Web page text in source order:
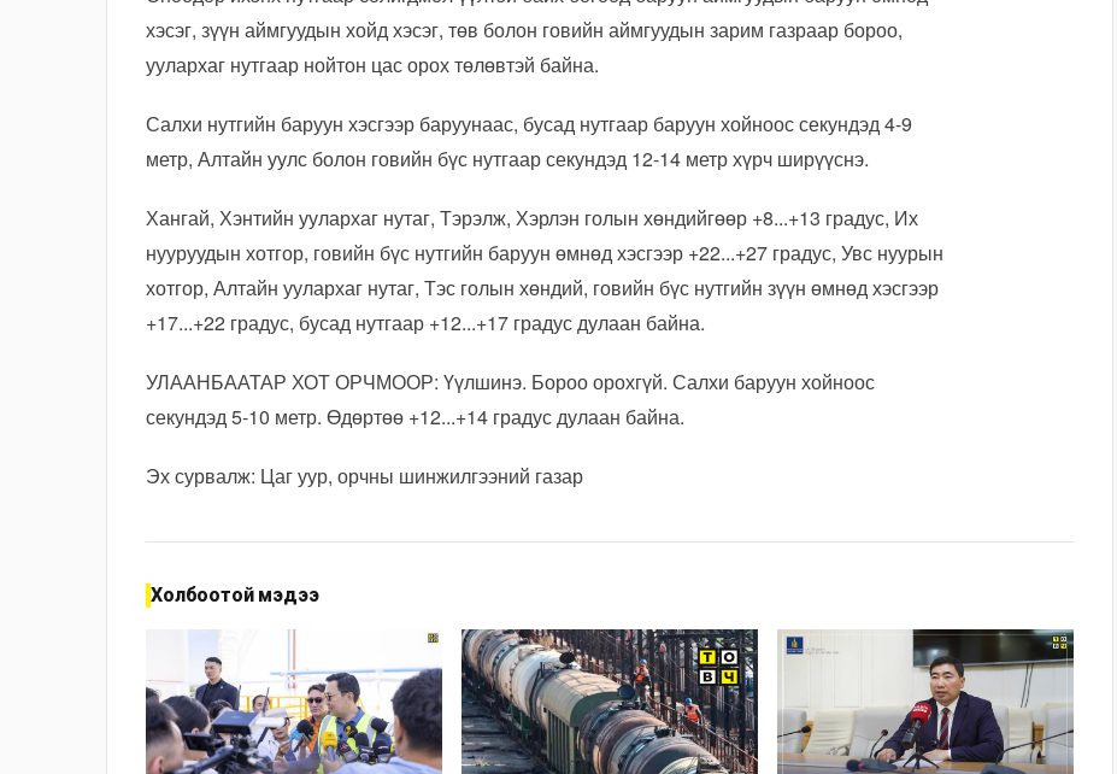
хэсэг, зүүн аймгуудын хойд хэсэг, төв болон говийн аймгуудын зарим газраар бороо,
уулархаг нутгаар нойтон цас орох төлөвтэй байна.
Салхи нутгийн баруун хэсгээр баруунаас, бусад нутгаар баруун хойноос секундэд 4-9
метр, Алтайн уулс болон говийн бүс нутгаар секундэд 12-14 метр хүрч ширүүснэ.
Хангай, Хэнтийн уулархаг нутаг, Тэрэлж, Хэрлэн голын хөндийгөөр +8...+13 градус, Их
нууруудын хотгор, говийн бүс нутгийн баруун өмнөд хэсгээр +22...+27 градус, Увс нуурын
хотгор, Алтайн уулархаг нутаг, Тэс голын хөндий, говийн бүс нутгийн зүүн өмнөд хэсгээр
+17...+22 градус, бусад нутгаар +12...+17 градус дулаан байна.
УЛААНБААТАР ХОТ ОРЧМООР: Үүлшинэ. Бороо орохгүй. Салхи баруун хойноос
секундэд 5-10 метр. Өдөртөө +12...+14 градус дулаан байна.
Эх сурвалж: Цаг уур, орчны шинжилгээний газар
Холбоотой мэдээ